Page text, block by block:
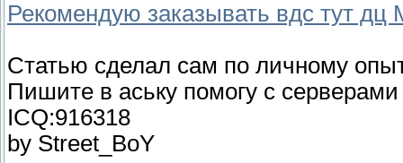
Рекомендую заказывать вдс тут дц
Статью сделал сам по личному
Пишите в аську помогу с серверами
ICQ:916318
by Street_BoY